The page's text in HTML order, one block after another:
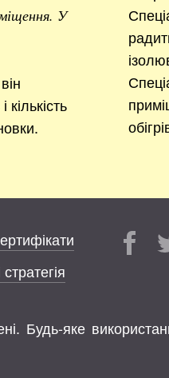
У
стратегія
Будь-яке